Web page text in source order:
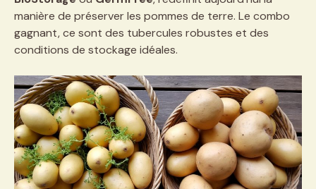
manière de préserver les pommes de terre. Le combo
gagnant, ce sont des tubercules robustes et des
conditions de stockage idéales.